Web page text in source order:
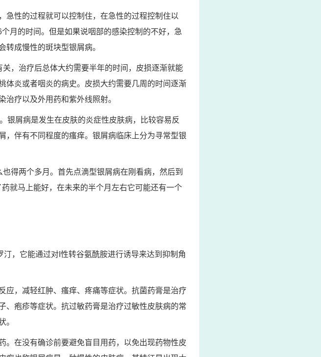
急性的过程就可以控制住，在急性的过程控制住以
月的时间。但是如果说咽部的感染控制的不好，急
成慢性的斑块型银屑病。
，治疗后总体大约需要半年的时间，皮损逐渐就能
体炎或者咽炎的病史。皮损大约需要几周的时间逐渐
疗以及外用药和紫外线照射。
银屑病是发生在皮肤的炎症性皮肤病，比较容易反
，伴有不同程度的瘙痒。银屑病临床上分为寻常型银
得两个多月。首先点滴型银屑病在刚看病，然后到
就马上能好，在未来的半个月左右它可能还有一个
，它能通过对I性转谷氨酰胺进行诱导来达到抑制角
应，减轻红肿、瘙痒、疼痛等症状。抗菌药膏是治疗
、疱疹等症状。抗过敏药膏是治疗过敏性皮肤病的常
。
。在没有确诊前要避免盲目用药，以免出现药物性皮